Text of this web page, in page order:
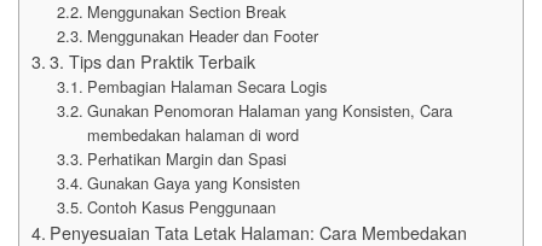
Menggunakan Section Break
Menggunakan Header dan Footer
3. Tips dan Praktik Terbaik
Pembagian Halaman Secara Logis
Gunakan Penomoran Halaman yang Konsisten, Cara
membedakan halaman di word
Perhatikan Margin dan Spasi
Gunakan Gaya yang Konsisten
Contoh Kasus Penggunaan
Penyesuaian Tata Letak Halaman: Cara Membedakan